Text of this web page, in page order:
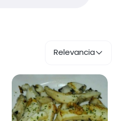
Relevancia